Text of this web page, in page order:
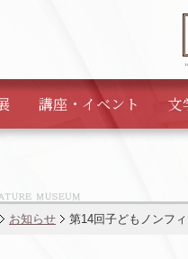
講座・ イベント 文
お知らせ 第14回子どもノンフ